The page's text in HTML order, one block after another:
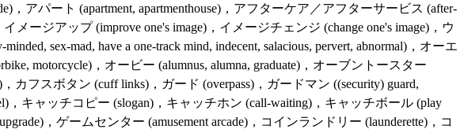
アパート (apartment, apartmenthouse)，アフターケア／アフターサービス (after-
メージアップ (improve one's image)，イメージチェンジ (change one's image)，ウ
sex-mad, have a one-track mind, indecent, salacious, pervert, abnormal)，オーエ
motorcycle)，オービー (alumnus, alumna, graduate)，オーブントースター
カフスボタン (cuff links)，ガード (overpass)，ガードマン ((security) guard,
，キャッチコピー (slogan)，キャッチホン (call-waiting)，キャッチボール (play
，ゲームセンター (amusement arcade)，コインランドリー (launderette)，コ